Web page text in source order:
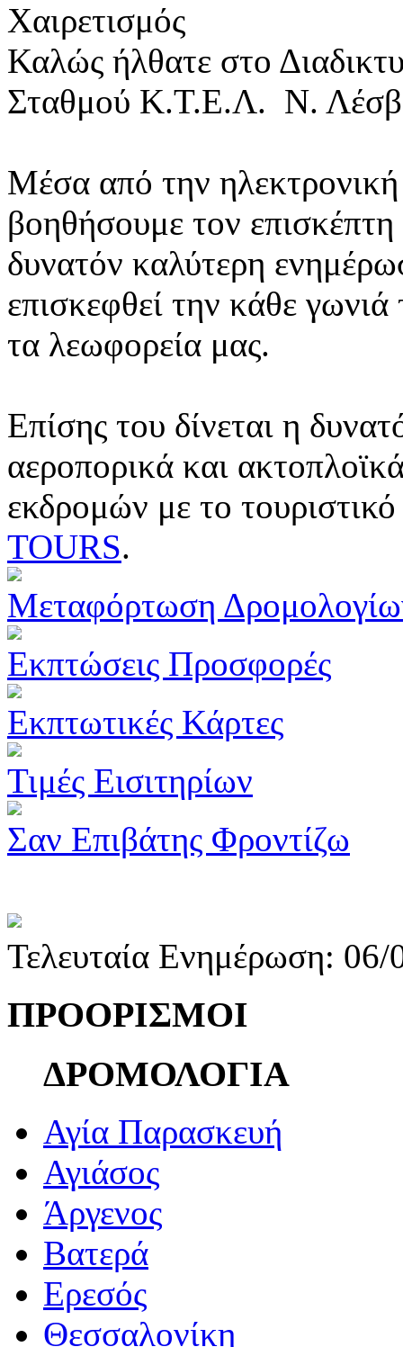
Χαιρετισμός
Καλώς ήλθατε στο
Σταθμού Κ.Τ.Ε.Λ. Ν.
Μέσα από την ηλεκτρονική
βοηθήσουμε τον
δυνατόν καλύτερη
επισκεφθεί την κάθε
τα λεωφορεία μας.
Επίσης του δίνεται η
αεροπορικά και
εκδρομών με το
TOURS.
Μεταφόρτωση
Εκπτώσεις Προσφορές
Εκπτωτικές Κάρτες
Τιμές Εισιτηρίων
Σαν Επιβάτης Φροντίζω
Τελευταία Ενημέρωση:
ΠΡΟΟΡΙΣΜΟΙ
ΔΡΟΜΟΛΟΓΙΑ
Αγία Παρασκευή
Αγιάσος
Άργενος
Βατερά
Ερεσός
Θεσσαλονίκη